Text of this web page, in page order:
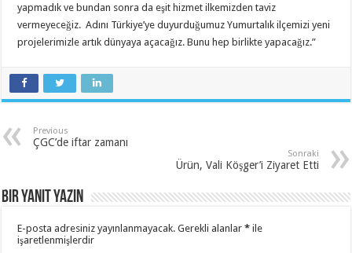
yapmadık ve bundan sonra da eşit hizmet ilkemizden taviz
vermeyeceğiz. Adını Türkiye’ye duyurduğumuz Yumurtalık ilçemizi yeni
projelerimizle artık dünyaya açacağız. Bunu hep birlikte yapacağız.”
Previous
ÇGC’de iftar zamanı
Sonraki
Ürün, Vali Köşger’i Ziyaret Etti
Bir yanıt yazın
E-posta adresiniz yayınlanmayacak. Gerekli alanlar* ile
işaretlenmişlerdir